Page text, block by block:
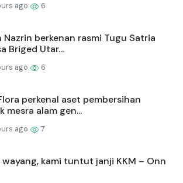
ago 6
Nazrin berkenan rasmi Tugu Satria
Briged Utar...
ago 6
perkenal aset pembersihan
mesra alam gen...
ago 7
wayang, kami tuntut janji KKM – Onn